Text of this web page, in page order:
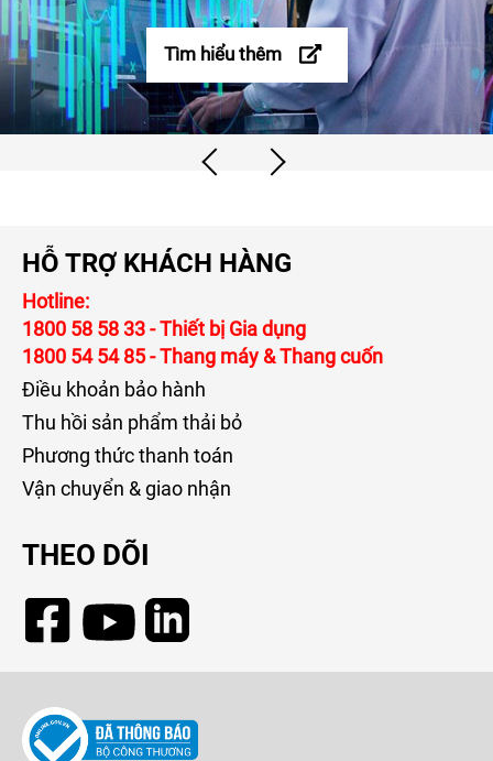
Tìm hiểu thêm
HỖ TRỢ KHÁCH HÀNG
Hotline:
1800 58 58 33- Thiết bị Gia dụng
1800 54 54 85- Thang máy & Thang cuốn
Điều khoản bảo hành
Thu hồi sản phẩm thải bỏ
Phương thức thanh toán
Vận chuyển & giao nhận
THEO DÕI